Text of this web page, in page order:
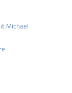
Michael